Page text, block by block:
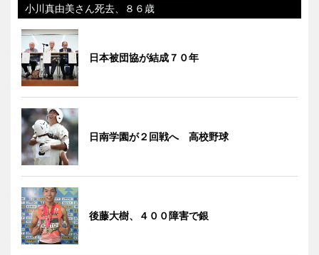
小川真由美さん死去、８６歳
日本被団協が結成７０年
日南学園が２回戦へ 高校野球
後藤大樹、４００障害で銀